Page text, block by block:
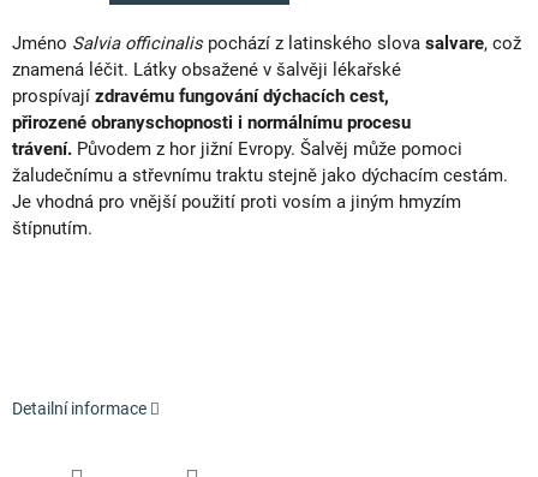
Jméno Salvia officinalis pochází z latinského slova salvare, což
znamená léčit. Látky obsažené v šalvěji lékařské
prospívají zdravému fungování dýchacích cest,
přirozené obranyschopnosti i normálnímu procesu
trávení. Původem z hor jižní Evropy. Šalvěj může pomoci
žaludečnímu a střevnímu traktu stejně jako dýchacím cestám.
Je vhodná pro vnější použití proti vosím a jiným hmyzím
štípnutím.
Detailní informace